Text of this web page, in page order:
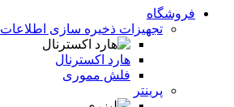
فروشگاه
تجهیزات ذخیره سازی اطلاعات
هارد اکسترنال
فلش مموری
پرینتر